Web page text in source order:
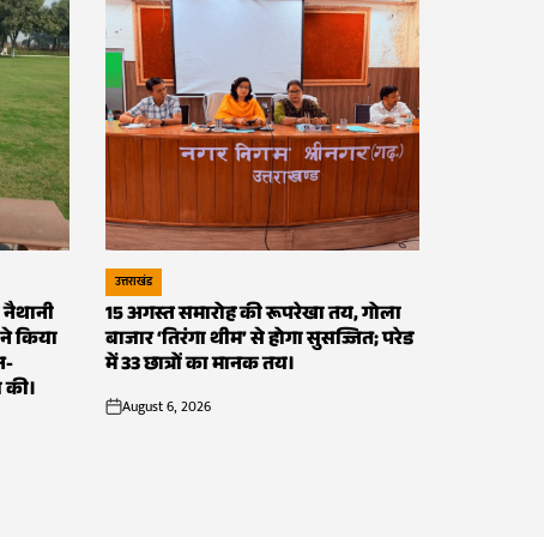
व्यवस्था में जन-
की सराहना की।
शहर श्रीनगर को स्वच्छ और सुंदर बनाने के
अभियान के ब्रांड एंबेसडर डॉ. बी.पी....
किया
POSTED
IN
उत्तराखंड
15 अगस्त समारोह की रूपरेखा तय, गोला
बाजार ‘तिरंगा थीम’ से होगा सुसज्जित; परेड
में 33 छात्रों का मानक तय।
onAugust 6, 2026